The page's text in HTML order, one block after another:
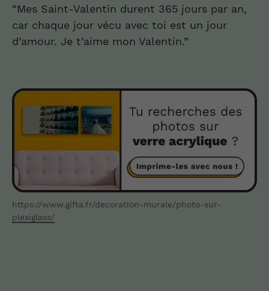
“Mes Saint-Valentin durent 365 jours par an,
car chaque jour vécu avec toi est un jour
d’amour. Je t’aime mon Valentin.”
https://www.gifta.fr/decoration-murale/photo-sur-
plexiglass/